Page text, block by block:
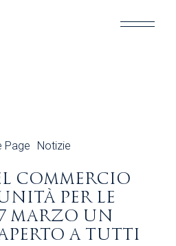
Page Notizie
COMMERCIO
PER LE
MARZO UN
A TUTTI